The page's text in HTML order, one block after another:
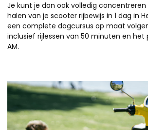
Je kunt je dan ook volledig
halen van je scooter rijbewijs in 1 dag in
een complete dagcursus op maat
inclusief rijlessen van 50 minuten en het
AM.